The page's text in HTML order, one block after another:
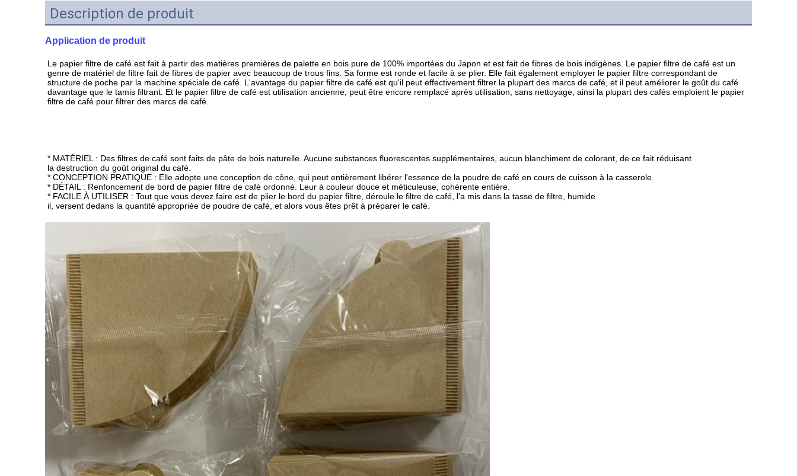
Description de produit
Application de produit
Le papier filtre de café est fait à partir des matières premières de palette en bois pure de 100% importées du Japon et est fait de fibres de bois indigènes. Le papier filtre de café est un
genre de matériel de filtre fait de fibres de papier avec beaucoup de trous fins. Sa forme est ronde et facile à se plier. Elle fait également employer le papier filtre correspondant de
structure de poche par la machine spéciale de café. L'avantage du papier filtre de café est qu'il peut effectivement filtrer la plupart des marcs de café, et il peut améliorer le goût du café
davantage que le tamis filtrant. Et le papier filtre de café est utilisation ancienne, peut être encore remplacé après utilisation, sans nettoyage, ainsi la plupart des cafés emploient le papier
filtre de café pour filtrer des marcs de café.
* MATÉRIEL : Des filtres de café sont faits de pâte de bois naturelle. Aucune substances fluorescentes supplémentaires, aucun blanchiment de colorant, de ce fait réduisant
la destruction du goût original du café.
* CONCEPTION PRATIQUE : Elle adopte une conception de cône, qui peut entièrement libérer l'essence de la poudre de café en cours de cuisson à la casserole.
* DÉTAIL : Renfoncement de bord de papier filtre de café ordonné. Leur à couleur douce et méticuleuse, cohérente entière.
* FACILE À UTILISER : Tout que vous devez faire est de plier le bord du papier filtre, déroule le filtre de café, l'a mis dans la tasse de filtre, humide
il, versent dedans la quantité appropriée de poudre de café, et alors vous êtes prêt à préparer le café.